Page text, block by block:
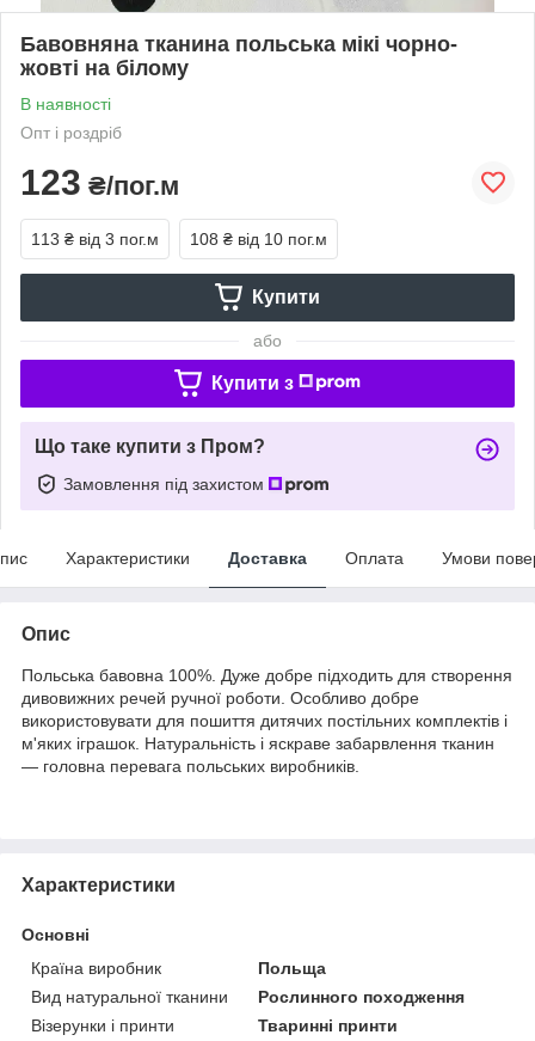
Бавовняна тканина польська мікі чорно-
жовті на білому
В наявності
Опт і роздріб
123 ₴/пог.м
113 ₴ від 3 пог.м 108 ₴ від 10 пог.м
Купити
або
Купити з
Що таке купити з Пром?
Замовлення під захистом
Характеристики Доставка Оплата Умови
Опис
Польська бавовна 100%. Дуже добре підходить для створення
дивовижних речей ручної роботи. Особливо добре
використовувати для пошиття дитячих постільних комплектів і
м'яких іграшок. Натуральність і яскраве забарвлення тканин
— головна перевага польських виробників.
Характеристики
Основні
Країна виробник
Польща
Вид натуральної тканини
Рослинного походження
Візерунки і принти
Тваринні принти